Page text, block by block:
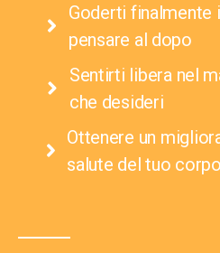
Goderti finalmente
pensare al dopo​
Sentirti libera nel
che desideri​
Ottenere un
salute del tuo corpo ​